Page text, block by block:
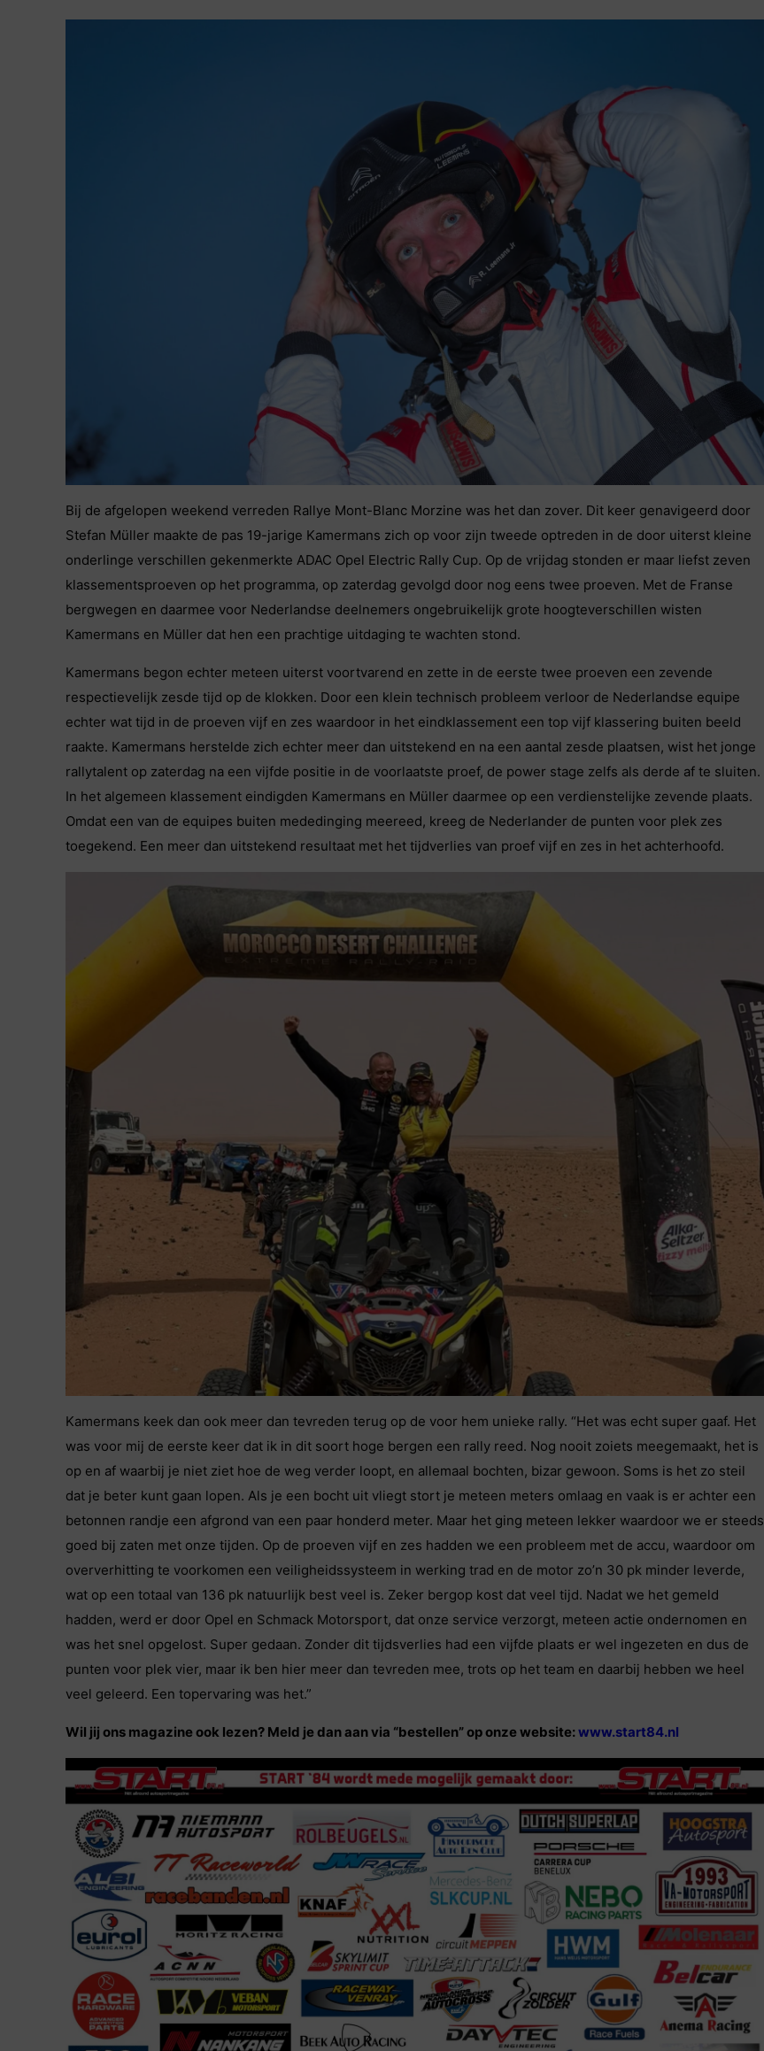
Bij de afgelopen weekend verreden Rallye Mont-Blanc Morzine was het dan zover. Dit keer genavigeerd door
Stefan Müller maakte de pas 19-jarige Kamermans zich op voor zijn tweede optreden in de door uiterst kleine
onderlinge verschillen gekenmerkte ADAC Opel Electric Rally Cup. Op de vrijdag stonden er maar liefst zeven
klassementsproeven op het programma, op zaterdag gevolgd door nog eens twee proeven. Met de Franse
bergwegen en daarmee voor Nederlandse deelnemers ongebruikelijk grote hoogteverschillen wisten
Kamermans en Müller dat hen een prachtige uitdaging te wachten stond.
Kamermans begon echter meteen uiterst voortvarend en zette in de eerste twee proeven een zevende
respectievelijk zesde tijd op de klokken. Door een klein technisch probleem verloor de Nederlandse equipe
echter wat tijd in de proeven vijf en zes waardoor in het eindklassement een top vijf klassering buiten beeld
raakte. Kamermans herstelde zich echter meer dan uitstekend en na een aantal zesde plaatsen, wist het jonge
rallytalent op zaterdag na een vijfde positie in de voorlaatste proef, de power stage zelfs als derde af te sluiten.
In het algemeen klassement eindigden Kamermans en Müller daarmee op een verdienstelijke zevende plaats.
Omdat een van de equipes buiten mededinging meereed, kreeg de Nederlander de punten voor plek zes
toegekend. Een meer dan uitstekend resultaat met het tijdverlies van proef vijf en zes in het achterhoofd.
Kamermans keek dan ook meer dan tevreden terug op de voor hem unieke rally. “Het was echt super gaaf. Het
was voor mij de eerste keer dat ik in dit soort hoge bergen een rally reed. Nog nooit zoiets meegemaakt, het is
op en af waarbij je niet ziet hoe de weg verder loopt, en allemaal bochten, bizar gewoon. Soms is het zo steil
dat je beter kunt gaan lopen. Als je een bocht uit vliegt stort je meteen meters omlaag en vaak is er achter een
betonnen randje een afgrond van een paar honderd meter. Maar het ging meteen lekker waardoor we er steeds
goed bij zaten met onze tijden. Op de proeven vijf en zes hadden we een probleem met de accu, waardoor om
oververhitting te voorkomen een veiligheidssysteem in werking trad en de motor zo’n 30 pk minder leverde,
wat op een totaal van 136 pk natuurlijk best veel is. Zeker bergop kost dat veel tijd. Nadat we het gemeld
hadden, werd er door Opel en Schmack Motorsport, dat onze service verzorgt, meteen actie ondernomen en
was het snel opgelost. Super gedaan. Zonder dit tijdsverlies had een vijfde plaats er wel ingezeten en dus de
punten voor plek vier, maar ik ben hier meer dan tevreden mee, trots op het team en daarbij hebben we heel
veel geleerd. Een topervaring was het.”
Wil jij ons magazine ook lezen? Meld je dan aan via “bestellen” op onze website:www.start84.nl